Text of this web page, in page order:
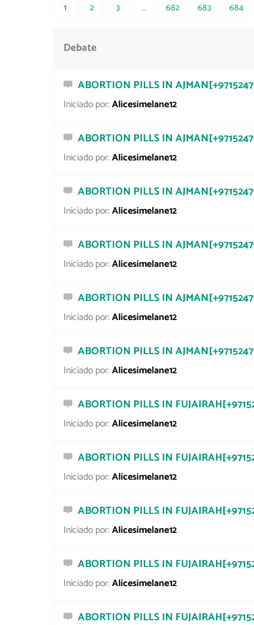
1 2 3 … 682 683 684
Debate
ABORTION PILLS IN
Iniciado por:Alicesimelane12
ABORTION PILLS IN
Iniciado por:Alicesimelane12
ABORTION PILLS IN
Iniciado por:Alicesimelane12
ABORTION PILLS IN
Iniciado por:Alicesimelane12
ABORTION PILLS IN
Iniciado por:Alicesimelane12
ABORTION PILLS IN
Iniciado por:Alicesimelane12
ABORTION PILLS IN
Iniciado por:Alicesimelane12
ABORTION PILLS IN
Iniciado por:Alicesimelane12
ABORTION PILLS IN
Iniciado por:Alicesimelane12
ABORTION PILLS IN
Iniciado por:Alicesimelane12
ABORTION PILLS IN